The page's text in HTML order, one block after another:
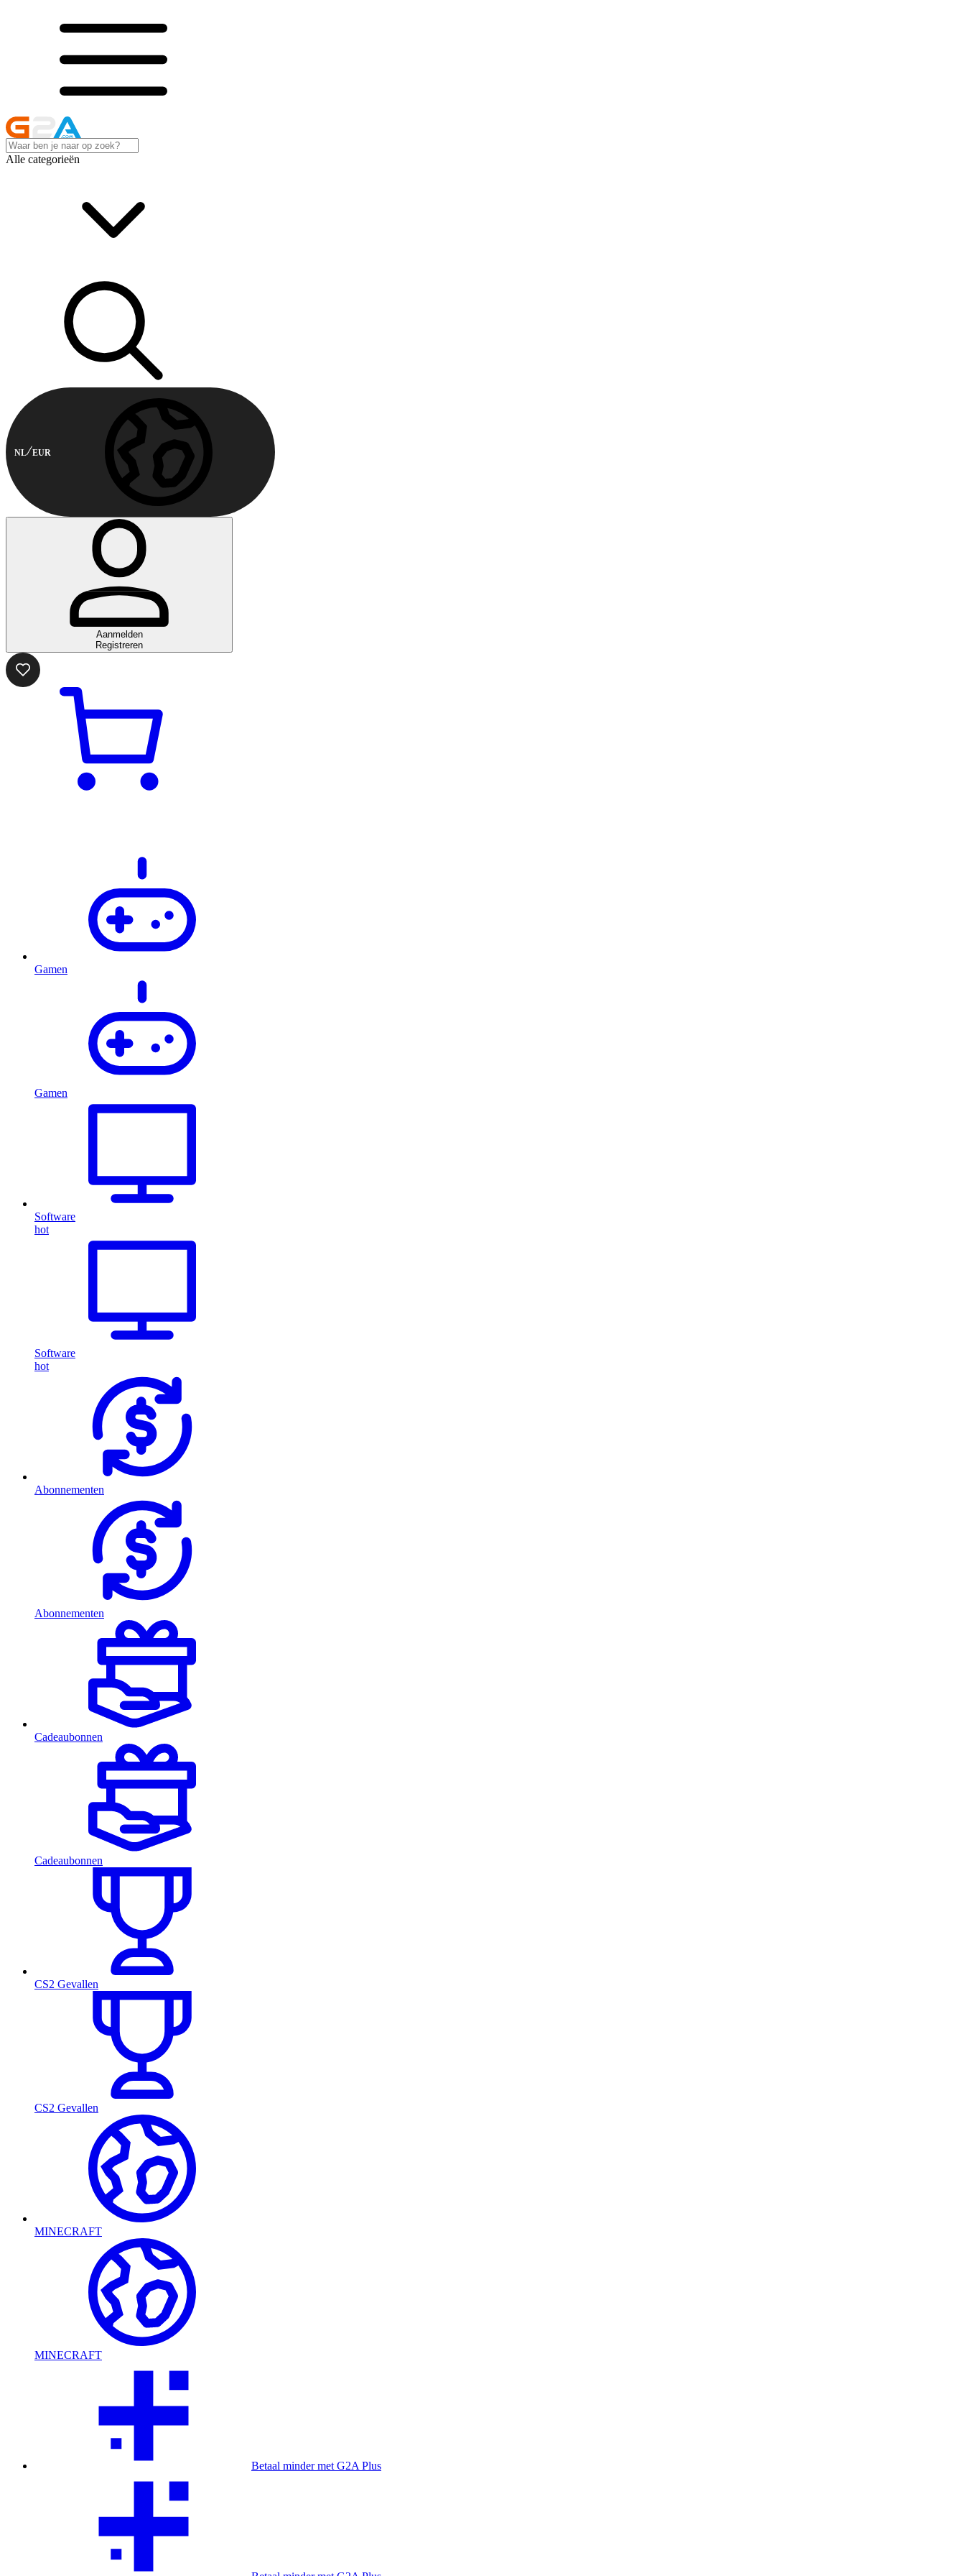
Alle categorieën
NL EUR
Aanmelden
Registreren
Gamen
Gamen
Software
hot
Software
hot
Abonnementen
Abonnementen
Cadeaubonnen
Cadeaubonnen
CS2 Gevallen
CS2 Gevallen
MINECRAFT
MINECRAFT
Betaal minder met G2A Plus